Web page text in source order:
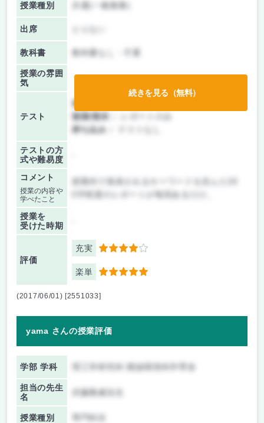
授業種別 共通(一般教養)
出席
教科書 教科書なし・不要
授業の雰囲
気
テスト
前期/中間：
後期/期末：
持ち込み：
テストの方
式や難易度
コメント
授業の内容や
学べたこと
0字程度のレポートが毎回あるだけ。
授業を
受けた時期
評価
充実 4
楽単 5
続きを見る（無料）
(2017/06/01) [2551033]
yama さんの授業評価
学部 学科 理工学研究科 開放環境科学専攻
担当の先生
名
武藤雅威先生
授業種別